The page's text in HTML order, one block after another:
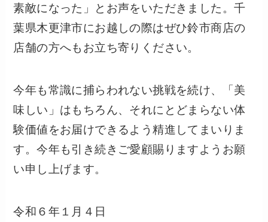
素敵になった」とお声をいただきました。千
葉県木更津市にお越しの際はぜひ鈴市商店の
店舗の方へもお立ち寄りください。
今年も常識に捕らわれない挑戦を続け、「美
味しい」はもちろん、それにとどまらない体
験価値をお届けできるよう精進してまいりま
す。今年も引き続きご愛顧賜りますようお願
い申し上げます。
令和６年１月４日